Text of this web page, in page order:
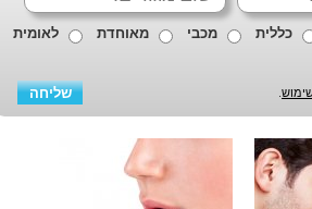
כללית מכבי מאוחדת לאומית